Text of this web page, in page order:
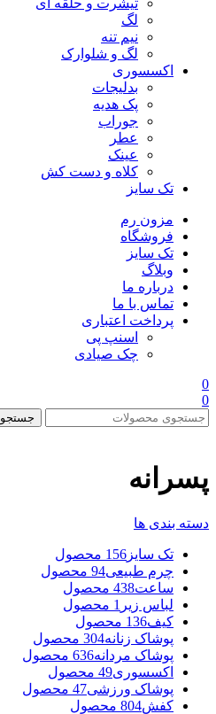
تیشرت و حلقه ای
لگ
نیم تنه
لگ و شلوارک
اکسسوری
بدلیجات
پک هدیه
جوراب
عطر
عینک
کلاه و دست کش
تک سایز
مزون رم
فروشگاه
تک سایز
وبلاگ
درباره ما
تماس با ما
پرداخت اعتباری
اسنپ پی
چک صیادی
0
0
جستجو
پسرانه
دسته بندی ها
تک سایز 156 محصول
چرم طبیعی94 محصول
ساعت438 محصول
لباس زیر 1 محصول
کیف136 محصول
پوشاک زنانه304 محصول
پوشاک مردانه636 محصول
اکسسوری49 محصول
پوشاک ورزشی47 محصول
کفش804 محصول